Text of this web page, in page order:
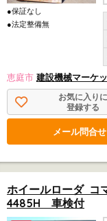
●保証なし
●法定整備無
恵庭市 建設機械マーケ
お気に入りに
登録する
メール問合せ
ホイールローダ
4485H 車検付